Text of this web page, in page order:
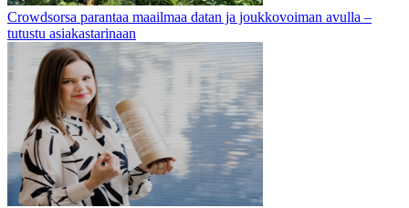
Crowdsorsa parantaa maailmaa datan ja joukkovoiman avulla –
tutustu asiakastarinaan